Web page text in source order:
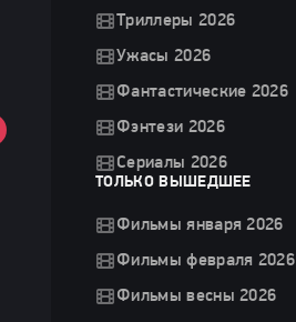
Триллеры 2026
Ужасы 2026
Фантастические 2026
Фэнтези 2026
Сериалы 2026
ТОЛЬКО ВЫШЕДШЕЕ
Фильмы января 2026
Фильмы февраля 2026
Фильмы весны 2026